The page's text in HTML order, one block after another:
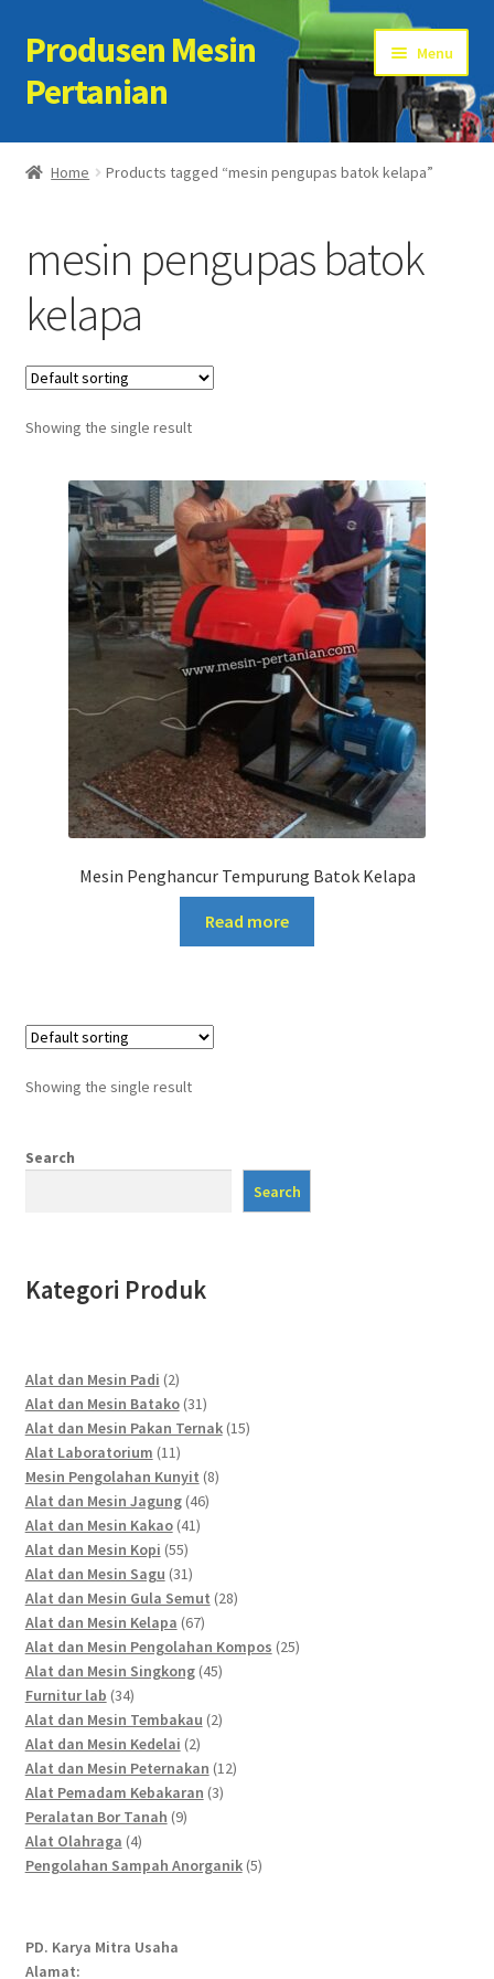
Skip
to
navigation
Skip
to
content
Produsen Mesin
Pertanian
Menu
Home
Cart
Checkout
Kontak Kami
My account
Sample Page
Home Products tagged “mesin pengupas batok kelapa”
mesin pengupas batok
kelapa
Showing the single result
Mesin Penghancur Tempurung Batok Kelapa
Read more
Showing the single result
Search
Search
Kategori Produk
Alat dan Mesin Padi 22
products
Alat dan Mesin Batako 3131
products
Alat dan Mesin Pakan Ternak 1515
Alat Laboratorium 1111
products
Mesin Pengolahan Kunyit 88
Alat dan Mesin Jagung 4646
Alat dan Mesin Kakao 4141
Alat dan Mesin Kopi 5555
products
Alat dan Mesin Sagu 3131
products
Alat dan Mesin Gula Semut 2828
Alat dan Mesin Kelapa 6767
products
Alat dan Mesin Pengolahan Kompos 2525
Alat dan Mesin Singkong 4545
Furnitur lab 3434
products
Alat dan Mesin Tembakau 22
Alat dan Mesin Kedelai 22
products
Alat dan Mesin Peternakan 1212
Alat Pemadam Kebakaran 33
Peralatan Bor Tanah 99
Alat Olahraga 44
products
Pengolahan Sampah Anorganik 55
PD. Karya Mitra Usaha
Alamat: